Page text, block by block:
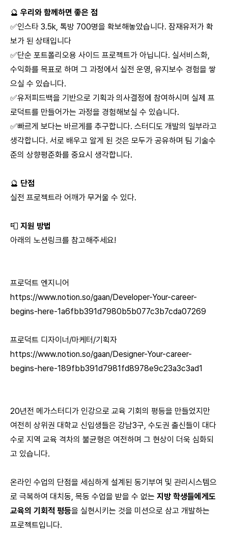
🔮 우리와 함께하면 좋은 점
✅인스타 3.5k, 톡방 700명을 확보해놓았습니다. 잠재유저가 확
보가 된 상태입니다
✅단순 포트폴리오용 사이드 프로젝트가 아닙니다. 실서비스화,
수익화를 목표로 하며 그 과정에서 실전 운영, 유지보수 경험을 쌓
으실 수 있습니다.
✅유저피드백을 기반으로 기획과 의사결정에 참여하시며 실제 프
로덕트를 만들어가는 과정을 경험해보실 수 있습니다.
✅빠르게 보다는 바르게를 추구합니다. 스터디도 개발의 일부라고
생각합니다. 서로 배우고 알게 된 것은 모두가 공유하며 팀 기술수
준의 상향평준화를 중요시 생각합니다.
🔮 단점
실전 프로젝트라 어깨가 무거울 수 있다.
📮 지원 방법
아래의 노션링크를 참고해주세요!
프로덕트 엔지니어
https://www.notion.so/gaan/Developer-Your-career-
begins-here-1a6fbb391d7980b5b077c3b7cda07269
프로덕트 디자이너/마케터/기획자
https://www.notion.so/gaan/Designer-Your-career-
begins-here-189fbb391d7981fd8978e9c23a3c3ad1
20년전 메가스터디가 인강으로 교육 기회의 평등을 만들었지만
여전히 상위권 대학교 신입생들은 강남3구, 수도권 출신들이 대다
수로 지역 교육 격차의 불균형은 여전하며 그 현상이 더욱 심화되
고 있습니다.
온라인 수업의 단점을 세심하게 설계된 동기부여 및 관리시스템으
로 극복하여 대치동, 목동 수업을 받을 수 없는 지방 학생들에게도
교육의 기회적 평등을 실현시키는 것을 미션으로 삼고 개발하는
프로젝트입니다.